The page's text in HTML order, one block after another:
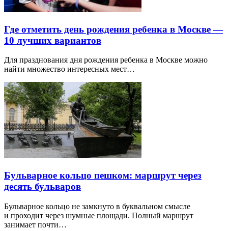
Где отметить день рождения ребенка в Москве —
10 лучших вариантов
Для празднования дня рождения ребенка в Москве можно
найти множество интересных мест…
Бульварное кольцо пешком: маршрут через
десять бульваров
Бульварное кольцо не замкнуто в буквальном смысле
и проходит через шумные площади. Полный маршрут
занимает почти…